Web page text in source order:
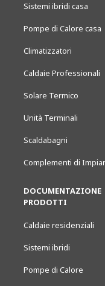
Sistemi ibridi casa
Pompe di Calore casa
Climatizzatori
Caldaie Professionali
Solare Termico
Unità Terminali
Scaldabagni
Complementi di
DOCUMENTAZIONE
PRODOTTI
Caldaie residenziali
Sistemi ibridi
Pompe di Calore